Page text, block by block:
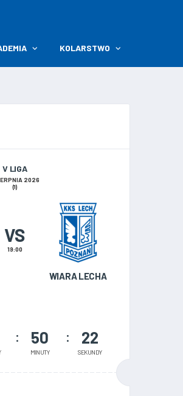
KOLARSTWO
V LIGA
2026
(1)
WIARA LECHA
VS
19:00
50
MINUTY
21
SEKUNDY